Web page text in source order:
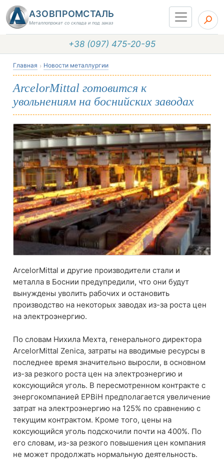
АЗОВПРОМСТАЛЬ
Металлопрокат со склада и под заказ
+38 (097) 475-20-95
Главная Новости металлургии
ArcelorMittal готовится к
увольнениям на боснийских заводах
ArcelorMittal и другие производители стали и
металла в Боснии предупредили, что они будут
вынуждены уволить рабочих и остановить
производство на некоторых заводах из-за роста цен
на электроэнергию.
По словам Нихила Мехта, генерального директора
ArcelorMittal Zenica, затраты на вводимые ресурсы в
последнее время значительно выросли, в основном
из-за резкого роста цен на электроэнергию и
коксующийся уголь. В пересмотренном контракте с
энергокомпанией EPBiH предполагается увеличение
затрат на электроэнергию на 125% по сравнению с
текущим контрактом. Кроме того, цены на
коксующийся уголь подскочили почти на 400%. По
его словам, из-за резкого повышения цен компания
не может продолжать нормальную деятельность.